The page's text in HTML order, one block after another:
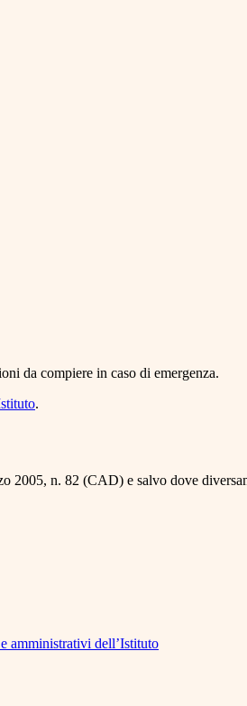
da compiere in caso di emergenza.
.
2005, n. 82 (CAD) e salvo dove
amministrativi dell’Istituto